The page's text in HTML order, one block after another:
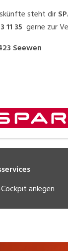
steht dir
11 35 gerne zur
Seewen
anlegen